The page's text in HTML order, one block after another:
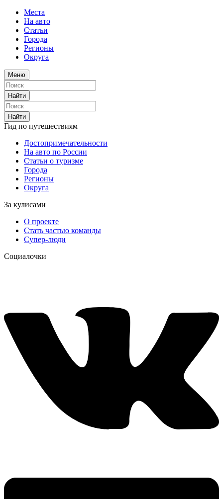
Места
На авто
Статьи
Города
Регионы
Округа
Меню
Найти
Найти
Гид по путешествиям
Достопримечательности
На авто по России
Статьи о туризме
Города
Регионы
Округа
За кулисами
О проекте
Стать частью команды
Супер-люди
Социалочки